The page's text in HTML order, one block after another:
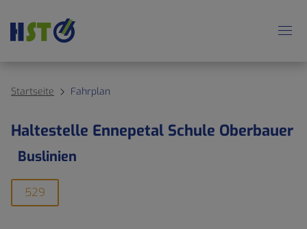
Startseite Fahrplan
Haltestelle Ennepetal Schule Oberbauer
Buslinien
529